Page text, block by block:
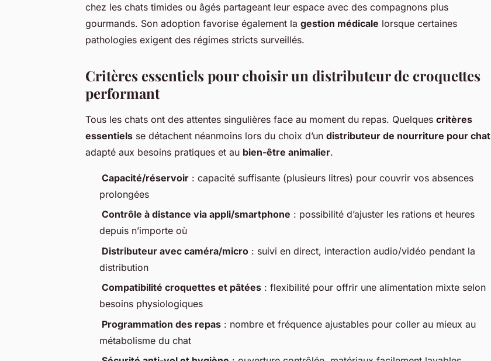
chez les chats timides ou âgés partageant leur espace avec des compagnons plus
gourmands. Son adoption favorise également la gestion médicale lorsque certaines
pathologies exigent des régimes stricts surveillés.
Critères essentiels pour choisir un distributeur de croquettes
performant
Tous les chats ont des attentes singulières face au moment du repas. Quelques critères
essentiels se détachent néanmoins lors du choix d’un distributeur de nourriture pour chat
adapté aux besoins pratiques et au bien-être animalier.
Capacité/réservoir : capacité suffisante (plusieurs litres) pour couvrir vos absences
prolongées
Contrôle à distance via appli/smartphone : possibilité d’ajuster les rations et heures
depuis n’importe où
Distributeur avec caméra/micro : suivi en direct, interaction audio/vidéo pendant la
distribution
Compatibilité croquettes et pâtées : flexibilité pour offrir une alimentation mixte selon
besoins physiologiques
Programmation des repas : nombre et fréquence ajustables pour coller au mieux au
métabolisme du chat